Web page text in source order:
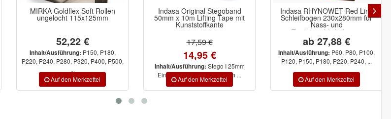
Indasa Original Stegoband
50mm x 10m Lifting Tape mit
17,59 €
14,95 €
Inhalt/Ausführung:Stego I 25mm
Einschubtiefe, Stego II 18mm ...
Indasa RHYNOWET Red Line
Schleifbogen 230x280mm für
Nass- und
ab 27,88 €
Inhalt/Ausführung:P60, P80, P100,
P120, P150, P180, P220, P240, ...
Umrüstset siaklett für Streifen
oh.Loch 70x500mm
8,53 €
5,12 €